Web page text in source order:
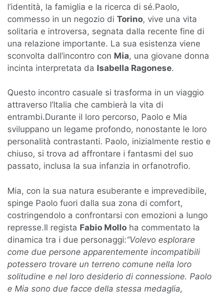
l’identità, la famiglia e la ricerca di sé.Paolo,
commesso in un negozio di Torino, vive una vita
solitaria e introversa, segnata dalla recente fine di
una relazione importante. La sua esistenza viene
sconvolta dall’incontro con Mia, una giovane donna
incinta interpretata da Isabella Ragonese.
Questo incontro casuale si trasforma in un viaggio
attraverso l’Italia che cambierà la vita di
entrambi.Durante il loro percorso, Paolo e Mia
sviluppano un legame profondo, nonostante le loro
personalità contrastanti. Paolo, inizialmente restio e
chiuso, si trova ad affrontare i fantasmi del suo
passato, inclusa la sua infanzia in orfanotrofio.
Mia, con la sua natura esuberante e imprevedibile,
spinge Paolo fuori dalla sua zona di comfort,
costringendolo a confrontarsi con emozioni a lungo
represse.Il regista Fabio Mollo ha commentato la
dinamica tra i due personaggi:“Volevo esplorare
come due persone apparentemente incompatibili
potessero trovare un terreno comune nella loro
solitudine e nel loro desiderio di connessione. Paolo
e Mia sono due facce della stessa medaglia,